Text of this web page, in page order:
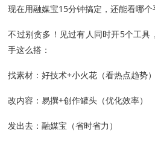
现在用融媒宝15分钟搞定，还能看哪个
不过别贪多！见过有人同时开5个工具
手这么搭：
找素材：好技术+小火花（看热点趋势）
改内容：易撰+创作罐头（优化效率）
发出去：融媒宝（省时省力）